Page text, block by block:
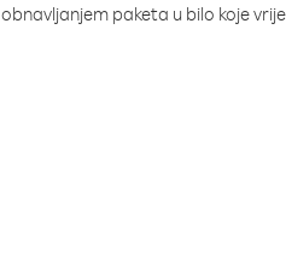
obnavljanjem paketa u bilo koje